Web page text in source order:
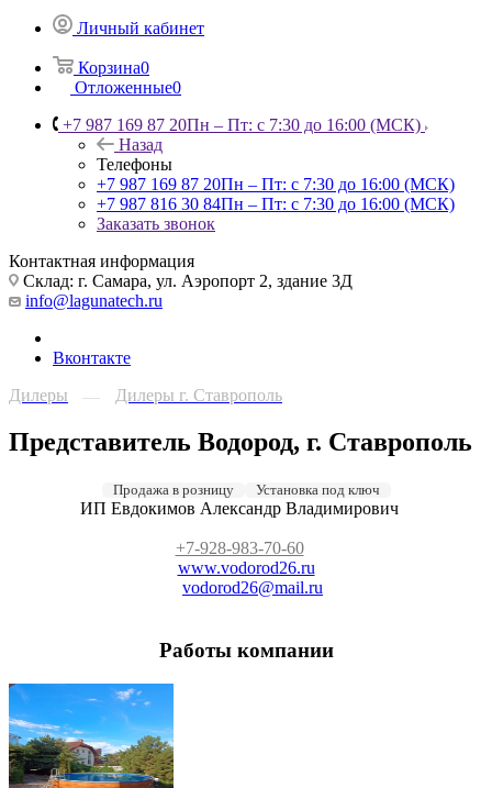
Личный кабинет
Корзина0
Отложенные0
+7 987 169 87 20Пн – Пт: с 7:30 до 16:00 (МСК)
Назад
Телефоны
+7 987 169 87 20Пн – Пт: с 7:30 до 16:00 (МСК)
+7 987 816 30 84Пн – Пт: с 7:30 до 16:00 (МСК)
Заказать звонок
Контактная информация
Склад: г. Самара, ул. Аэропорт 2, здание 3Д
info@lagunatech.ru
Вконтакте
Дилеры
— Дилеры г. Ставрополь
Представитель Водород, г. Ставрополь
Продажа в розницу Установка под ключ
ИП Евдокимов Александр Владимирович
+7-928-983-70-60
www.vodorod26.ru
vodorod26@mail.ru
Работы компании